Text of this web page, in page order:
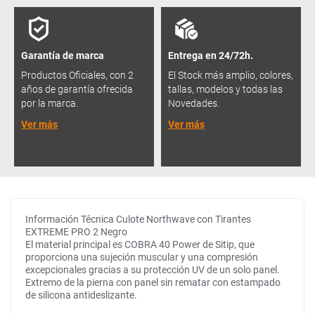
Garantía de marca
Productos Oficiales, con 2
años de garantía ofrecida
por la marca.
Ver más
Entrega en 24/72h.
El Stock más amplio, colores,
tallas, modelos y todas las
Novedades.
Ver más
Información Técnica Culote Northwave con Tirantes
EXTREME PRO 2 Negro
El material principal es COBRA 40 Power de Sitip, que
proporciona una sujeción muscular y una compresión
excepcionales gracias a su protección UV de un solo panel.
Extremo de la pierna con panel sin rematar con estampado
de silicona antideslizante.